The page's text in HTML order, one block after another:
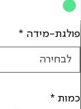
פולגת-מידה *
לבחירה
כמות *